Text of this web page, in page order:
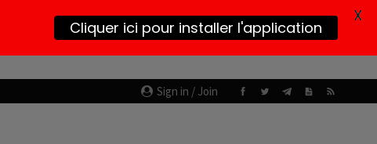
Sign in / Join
Cliquer ici pour installer l'application
X